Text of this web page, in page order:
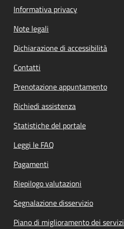
Informativa privacy
Note legali
Dichiarazione di accessibilità
Contatti
Prenotazione appuntamento
Richiedi assistenza
Statistiche del portale
Leggi le FAQ
Pagamenti
Riepilogo valutazioni
Segnalazione disservizio
Piano di miglioramento dei servizi